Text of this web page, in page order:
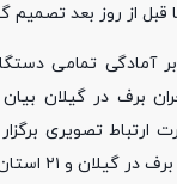
از روز بعد تصمیم
بر آمادگی تمامی
برف در گیلان
ارتباط تصویری
۲۱ استان دیگر اتخاذ شد.